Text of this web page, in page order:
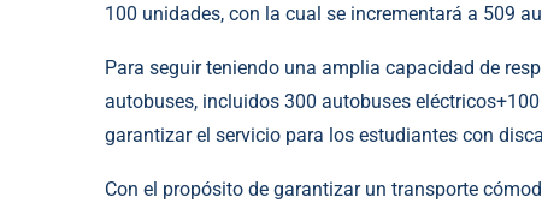
100 unidades, con la cual se incrementará a 509
Para seguir teniendo una amplia capacidad de
autobuses, incluidos 300 autobuses
garantizar el servicio para los estudiantes con
Con el propósito de garantizar un transporte